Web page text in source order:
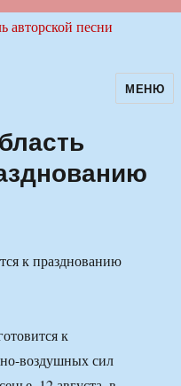
авторскойМЕНЮ
к
воздушных сил